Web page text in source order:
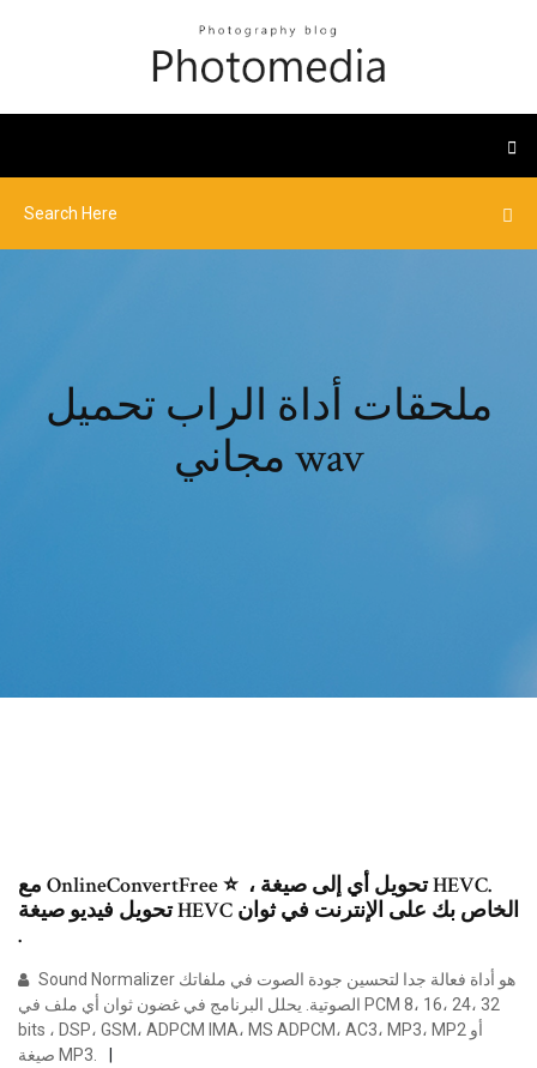
ملحقات أداة الراب تحميل
مجاني wav
مع OnlineConvertFree ⭐ ️ ، تحويل أي إلى صيغة HEVC.
تحويل فيديو صيغة HEVC الخاص بك على الإنترنت في ثوان
️.
Sound Normalizer هو أداة فعالة جدا لتحسين جودة الصوت في ملفاتك
الصوتية. يحلل البرنامج في غضون ثوان أي ملف في PCM 8، 16، 24، 32
bits ، DSP، GSM، ADPCM IMA، MS ADPCM، AC3، MP3، MP2 أو
صيغة MP3.